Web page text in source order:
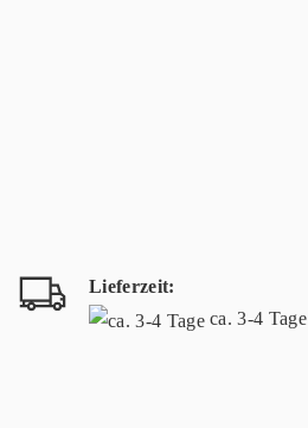
Lieferzeit:
ca. 3-4 Tage